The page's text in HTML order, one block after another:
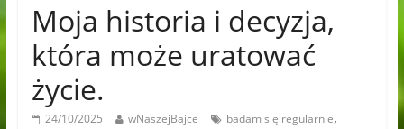
Moja historia i decyzja,
która może uratować
życie.
24/10/2025 wNaszejBajce badam się regularnie,